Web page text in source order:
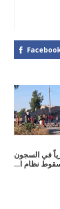
في السجون
سقوط نظام ا...